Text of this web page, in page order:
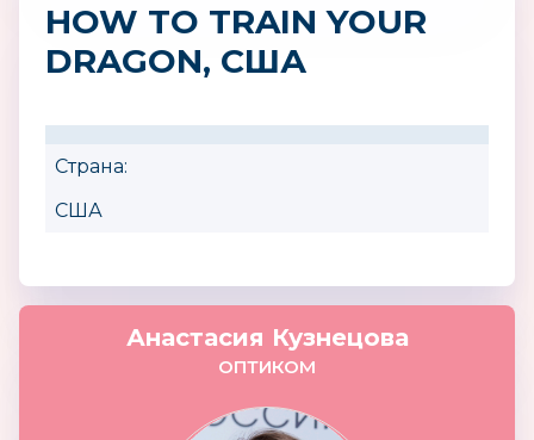
HOW TO TRAIN YOUR
DRAGON, США
Страна:
США
Анастасия Кузнецова
ОПТИКОМ